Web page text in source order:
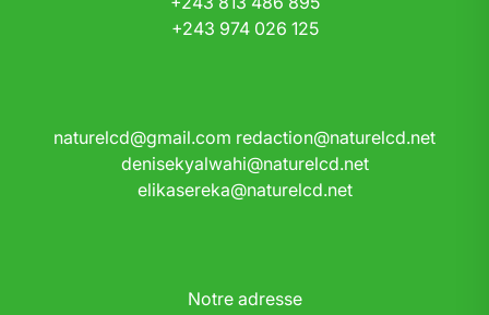
+243 974 026 125
naturelcd@gmail.com redaction@naturelcd.net
denisekyalwahi@naturelcd.net
elikasereka@naturelcd.net
Notre adresse